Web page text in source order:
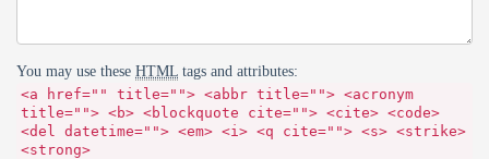
You may use these HTML tags and attributes:
<a href="" title=""> <abbr title=""> <acronym
title=""> <b> <blockquote cite=""> <cite> <code>
<del datetime=""> <em> <i> <q cite=""> <s> <strike>
<strong>